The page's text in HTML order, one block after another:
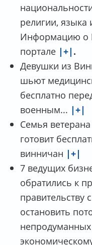
религии, языка
Информацию о
портале |+| .
Девушки из
шьют
бесплатно
военным... |+|
Семья ветерана
готовит
винничан |+|
7 ведущих
обратились к
остановить